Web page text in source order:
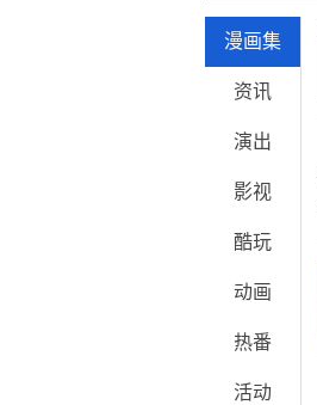
漫画集
资讯
演出
影视
酷玩
动画
热番
活动